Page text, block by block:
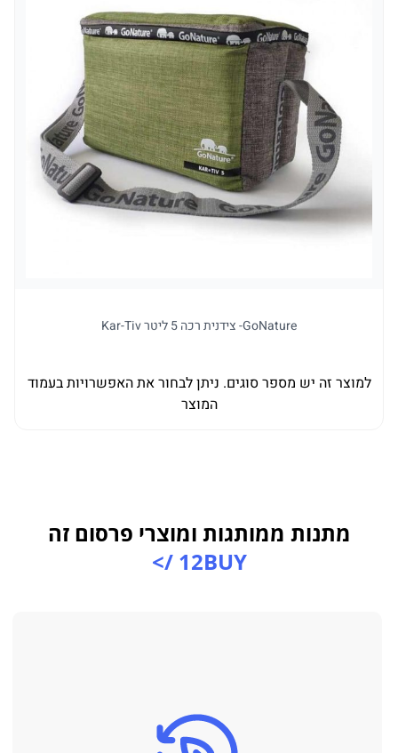
GoNature- צידנית רכה 5 ליטר Kar-Tiv
למוצר זה יש מספר סוגים. ניתן לבחור את האפשרויות בעמוד
המוצר
מתנות ממותגות ומוצרי פרסום זה
12BUY />